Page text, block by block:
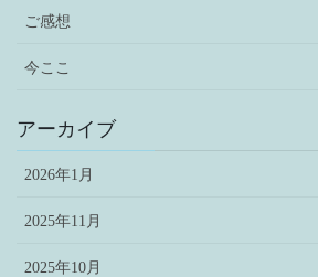
ご感想
今ここ
アーカイブ
2026年1月
2025年11月
2025年10月